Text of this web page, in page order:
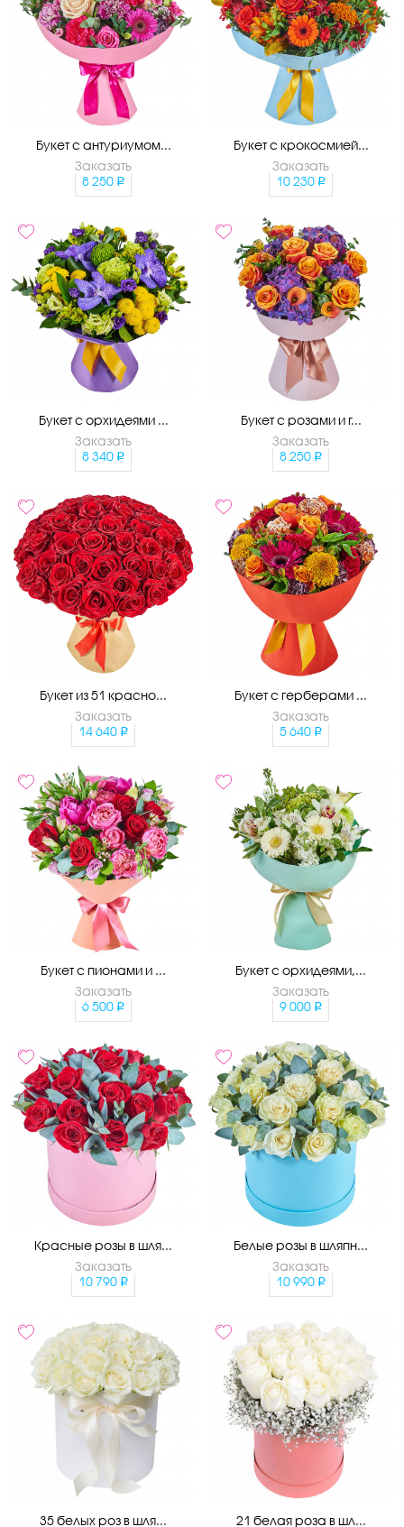
Букет с антуриумом...
Заказать
8 250
Букет с крокосмией...
Заказать
10 230
Букет с орхидеями ...
Заказать
8 340
Букет с розами и г...
Заказать
8 250
Букет из 51 красно...
Заказать
14 640
Букет с герберами ...
Заказать
5 640
Букет с пионами и ...
Заказать
6 500
Букет с орхидеями,...
Заказать
9 000
Красные розы в шля...
Заказать
10 790
Белые розы в шляпн...
Заказать
10 990
35 белых роз в шля... 21 белая роза в шл...